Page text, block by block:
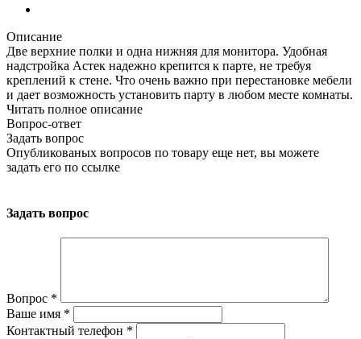
Описание
Две верхние полки и одна нижняя для монитора. Удобная
надстройка Астек надежно крепится к парте, не требуя
креплений к стене. Что очень важно при перестановке мебели
и дает возможность установить парту в любом месте комнаты.
Читать полное описание
Вопрос-ответ
Задать вопрос
Опубликованых вопросов по товару еще нет, вы можете
задать его по ссылке
Задать вопрос
Вопрос *
Ваше имя *
Контактный телефон *